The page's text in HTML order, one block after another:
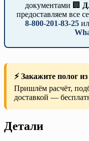
документами 🏢
предоставляем все
8-800-201-83-25
⚡ Закажите полог
Пришлём расчёт,
доставкой —
Детали